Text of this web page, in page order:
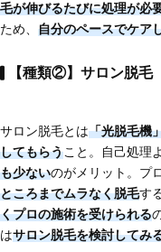
毛が伸びるたびに処理が必
ため、 自分のペースでケア
【種類②】サロン脱毛
サロン脱毛とは「光脱毛機
してもらうこと。自己処理
も少ないのがメリット。プ
ところまでムラなく脱毛す
くプロの施術を受けられる
はサロン脱毛を検討してみ